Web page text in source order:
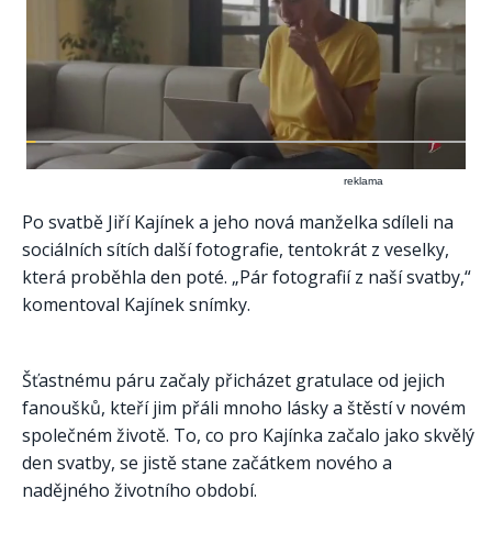
reklama
Po svatbě Jiří Kajínek a jeho nová manželka sdíleli na
sociálních sítích další fotografie, tentokrát z veselky,
která proběhla den poté. „Pár fotografií z naší svatby,“
komentoval Kajínek snímky.
Šťastnému páru začaly přicházet gratulace od jejich
fanoušků, kteří jim přáli mnoho lásky a štěstí v novém
společném životě. To, co pro Kajínka začalo jako skvělý
den svatby, se jistě stane začátkem nového a
nadějného životního období.